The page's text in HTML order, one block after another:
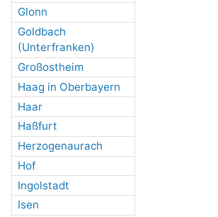
Glonn
Goldbach
(Unterfranken)
Großostheim
Haag in Oberbayern
Haar
Haßfurt
Herzogenaurach
Hof
Ingolstadt
Isen